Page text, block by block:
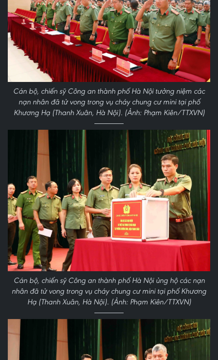
Cán bộ, chiến sỹ Công an thành phố Hà Nội tưởng niệm các
nạn nhân đã tử vong trong vụ cháy chung cư mini tại phố
Khương Hạ (Thanh Xuân, Hà Nội). (Ảnh: Phạm Kiên/TTXVN)
Cán bộ, chiến sỹ Công an thành phố Hà Nội ủng hộ các nạn
nhân đã tử vong trong vụ cháy chung cư mini tại phố Khương
Hạ (Thanh Xuân, Hà Nội). (Ảnh: Phạm Kiên/TTXVN)